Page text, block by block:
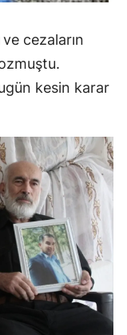
cezaların
kesin karar